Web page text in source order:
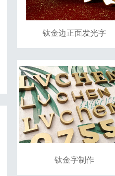
钛金边正面发光字
钛金字制作